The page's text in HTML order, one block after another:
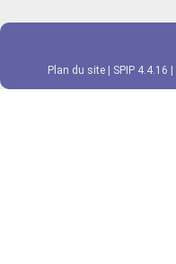
Plan du site SPIP 4.4.16